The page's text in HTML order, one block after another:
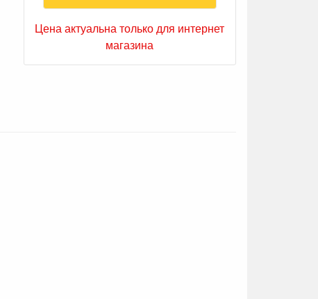
Цена актуальна только для интернет
магазина